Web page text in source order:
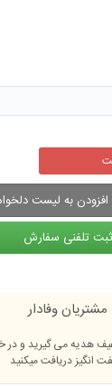
افزودن به لیست
ثبت تلفنی سفارش
مشتریان وفادار
هدیه می گیرید و
انگیز دریافت میکنید